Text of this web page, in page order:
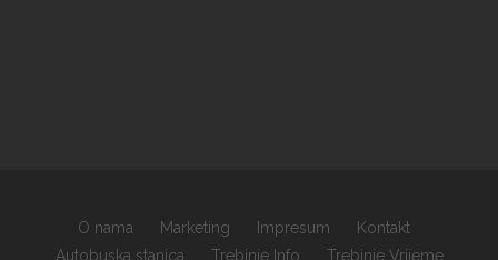
O nama Marketing Impresum
Kontakt
Autobuska stanica
Trebinje Info Trebinje Vrijeme